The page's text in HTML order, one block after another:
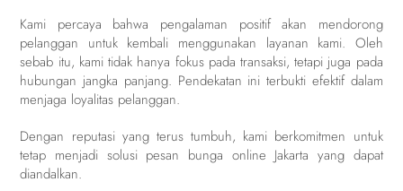
Kami percaya bahwa pengalaman positif akan mendorong
pelanggan untuk kembali menggunakan layanan kami. Oleh
sebab itu, kami tidak hanya fokus pada transaksi, tetapi juga pada
hubungan jangka panjang. Pendekatan ini terbukti efektif dalam
menjaga loyalitas pelanggan.
Dengan reputasi yang terus tumbuh, kami berkomitmen untuk
tetap menjadi solusi pesan bunga online Jakarta yang dapat
diandalkan.